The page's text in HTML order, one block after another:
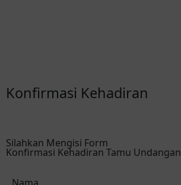
Konfirmasi Kehadiran
Silahkan Mengisi Form
Konfirmasi Kehadiran Tamu Undangan